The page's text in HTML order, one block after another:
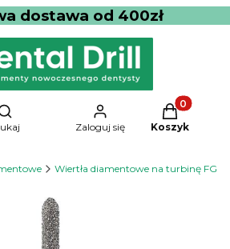
dostawa od 400zł
Otwórz wyszukiwarkę
Zaloguj się
Produkty w
Koszyk
Wiertła diamentowe na turbinę FG